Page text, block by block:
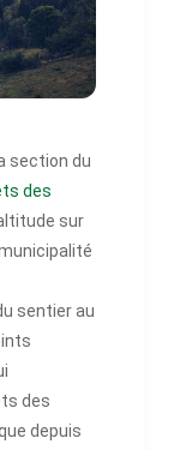
section du
des
sur
sentier au
des
depuis